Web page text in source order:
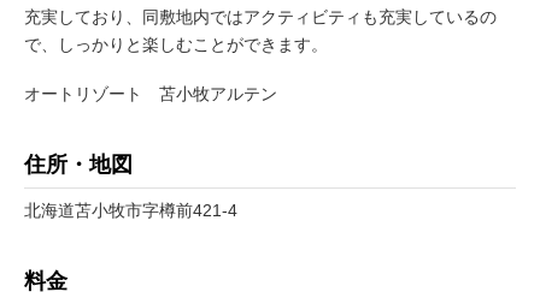
充実しており、同敷地内ではアクティビティも充実しているの
で、しっかりと楽しむことができます。
オートリゾート 苫小牧アルテン
住所・地図
北海道苫小牧市字樽前421-4
料金